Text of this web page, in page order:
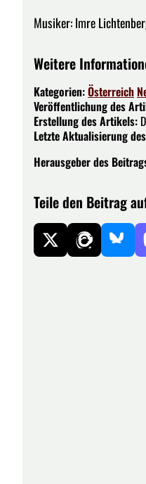
Musiker: lmre
Weitere
Kategorien:Österreich
Veröffentlichung des
Erstellung des Artikels:
Letzte Aktualisierung
Herausgeber des
Teile den Beitrag